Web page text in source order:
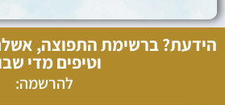
הידעת? ברשימת התפוצה,
וטיפים מדי
להרשמה: